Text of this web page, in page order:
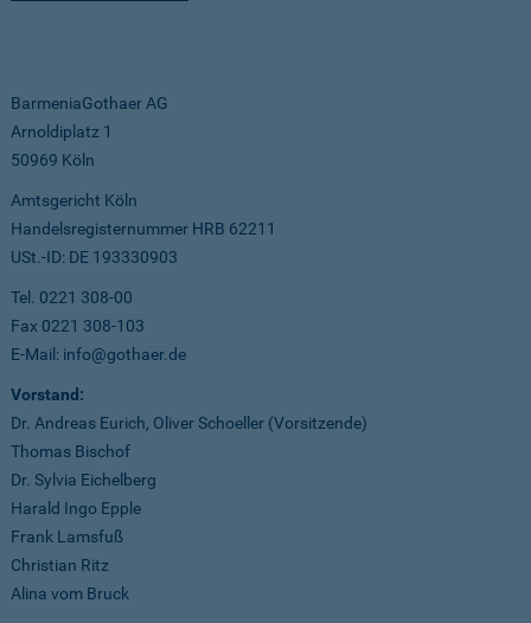
BarmeniaGothaer AG
Arnoldiplatz 1
50969 Köln
Amtsgericht Köln
Handelsregisternummer HRB 62211
USt.-ID: DE 193330903
Tel. 0221 308-00
Fax 0221 308-103
E-Mail: info@gothaer.de
Vorstand:
Dr. Andreas Eurich, Oliver Schoeller (Vorsitzende)
Thomas Bischof
Dr. Sylvia Eichelberg
Harald Ingo Epple
Frank Lamsfuß
Christian Ritz
Alina vom Bruck